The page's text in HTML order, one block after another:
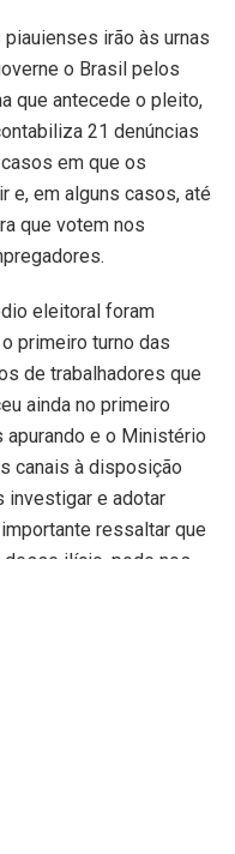
irão às urnas
o Brasil pelos
que antecede o pleito,
21 denúncias
em que os
e, em alguns casos, até
que votem nos
eleitoral foram
primeiro turno das
de trabalhadores que
ainda no primeiro
apurando e o Ministério
canais à disposição
investigar e adotar
ressaltar que
ilício, pode nos